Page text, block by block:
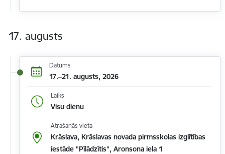
17. augusts
Datums
17.–21. augusts, 2026
Laiks
Visu dienu
Atrašanās vieta
Krāslava, Krāslavas novada pirmsskolas izglītības
iestāde "Pīlādzītis", Aronsona iela 1